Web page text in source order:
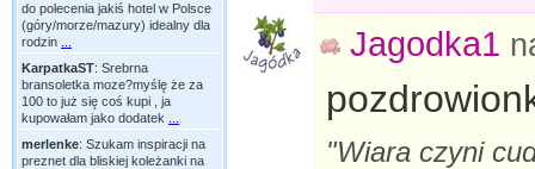
do polecenia jakiś hotel w Polsce
(góry/morze/mazury) idealny dla
rodzin
KarpatkaST: Srebrna
bransoletka moze?myślę że za
100 to już się coś kupi , ja
kupowałam jako dodatek
merlenke: Szukam inspiracji na
preznet dla bliskiej koleżanki na
Jagodka1
"Wiara czyni